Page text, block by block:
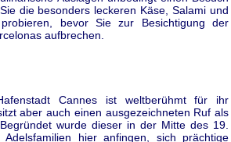
die besonders leckeren Käse, Salami und
bevor Sie zur Besichtigung der
aufbrechen.
Cannes ist weltberühmt für ihr
aber auch einen ausgezeichneten Ruf als
wurde dieser in der Mitte des 19.
hier anfingen, sich prächtige